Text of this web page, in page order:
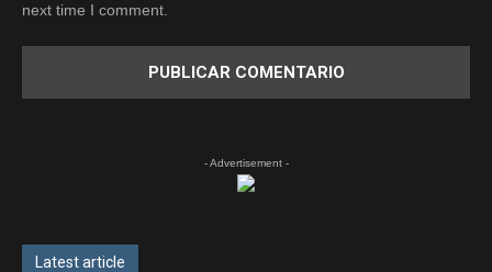
next time I comment.
- Advertisement -
Latest article